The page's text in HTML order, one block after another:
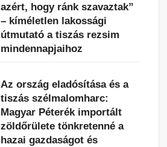
azért, hogy ránk szavaztak”
– kíméletlen lakossági
útmutató a tiszás rezsim
mindennapjaihoz
Az ország eladósítása és a
tiszás szélmalomharc:
Magyar Péterék importált
zöldőrülete tönkretenné a
hazai gazdaságot és